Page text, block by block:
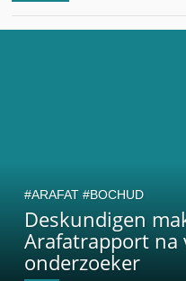
Deskundigen
Arafatrapport na
onderzoeker
ARAFAT BOCHUD